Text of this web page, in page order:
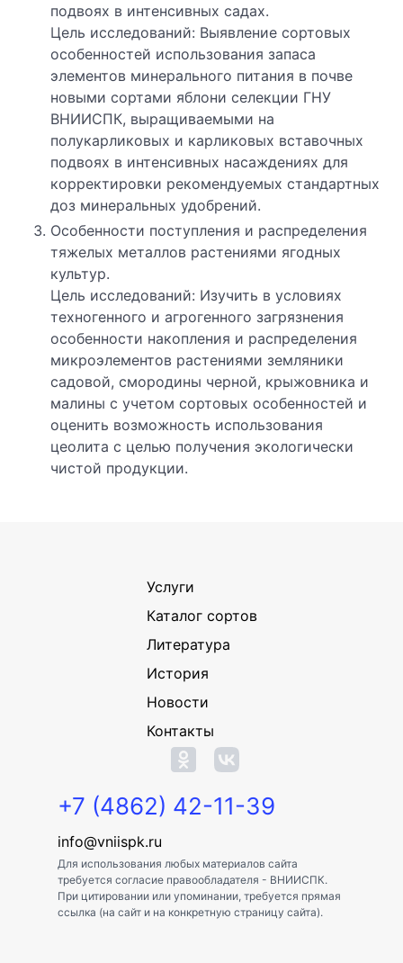
подвоях в интенсивных садах.
Цель исследований: Выявление сортовых
особенностей использования запаса
элементов минерального питания в почве
новыми сортами яблони селекции ГНУ
ВНИИСПК, выращиваемыми на
полукарликовых и карликовых вставочных
подвоях в интенсивных насаждениях для
корректировки рекомендуемых стандартных
доз минеральных удобрений.
Особенности поступления и распределения
тяжелых металлов растениями ягодных
культур.
Цель исследований: Изучить в условиях
техногенного и агрогенного загрязнения
особенности накопления и распределения
микроэлементов растениями земляники
садовой, смородины черной, крыжовника и
малины с учетом сортовых особенностей и
оценить возможность использования
цеолита с целью получения экологически
чистой продукции.
Услуги
Каталог сортов
Литература
История
Новости
Контакты
+7 (4862) 42-11-39
info@vniispk.ru
Для использования любых материалов сайта
требуется согласие правообладателя - ВНИИСПК.
При цитировании или упоминании, требуется прямая
ссылка (на сайт и на конкретную страницу сайта).